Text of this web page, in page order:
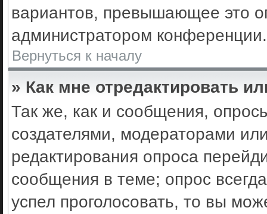
вариантов, превышающее это
администратором конференции.
Вернуться к началу
» Как мне отредактировать
Так же, как и сообщения,
создателями, модераторами
редактирования опроса
сообщения в теме; опрос
успел проголосовать, то вы